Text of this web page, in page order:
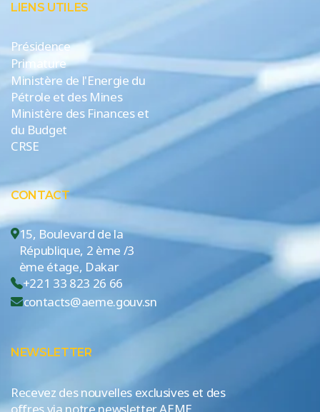
LIENS UTILES
Présidence
Primature
Ministère de l'Energie du
Pétrole et des Mines
Ministère des Finances et
du Budget
CRSE
CONTACT
15, Boulevard de la
République, 2 ème /3
ème étage, Dakar
+221 33 823 26 66
contacts@aeme.gouv.sn
NEWSLETTER
Recevez des nouvelles exclusives et des